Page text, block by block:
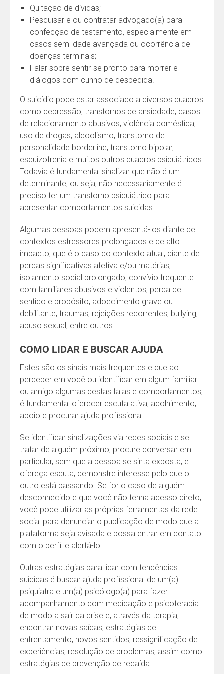
Quitação de dívidas;
Pesquisar e ou contratar advogado(a) para
confecção de testamento, especialmente em
casos sem idade avançada ou ocorrência de
doenças terminais;
Falar sobre sentir-se pronto para morrer e
diálogos com cunho de despedida.
O suicídio pode estar associado a diversos quadros
como depressão, transtornos de ansiedade, casos
de relacionamento abusivos, violência doméstica,
uso de drogas, alcoolismo, transtorno de
personalidade borderline, transtorno bipolar,
esquizofrenia e muitos outros quadros psiquiátricos.
Todavia é fundamental sinalizar que não é um
determinante, ou seja, não necessariamente é
preciso ter um transtorno psiquiátrico para
apresentar comportamentos suicidas.
Algumas pessoas podem apresentá-los diante de
contextos estressores prolongados e de alto
impacto, que é o caso do contexto atual, diante de
perdas significativas afetiva e/ou matérias,
isolamento social prolongado, convívio frequente
com familiares abusivos e violentos, perda de
sentido e propósito, adoecimento grave ou
debilitante, traumas, rejeições recorrentes, bullying,
abuso sexual, entre outros.
COMO LIDAR E BUSCAR AJUDA
Estes são os sinais mais frequentes e que ao
perceber em você ou identificar em algum familiar
ou amigo algumas destas falas e comportamentos,
é fundamental oferecer escuta ativa, acolhimento,
apoio e procurar ajuda profissional.
Se identificar sinalizações via redes sociais e se
tratar de alguém próximo, procure conversar em
particular, sem que a pessoa se sinta exposta, e
ofereça escuta, demonstre interesse pelo que o
outro está passando. Se for o caso de alguém
desconhecido e que você não tenha acesso direto,
você pode utilizar as próprias ferramentas da rede
social para denunciar o publicação de modo que a
plataforma seja avisada e possa entrar em contato
com o perfil e alertá-lo.
Outras estratégias para lidar com tendências
suicidas é buscar ajuda profissional de um(a)
psiquiatra e um(a) psicólogo(a) para fazer
acompanhamento com medicação e psicoterapia
de modo a sair da crise e, através da terapia,
encontrar novas saídas, estratégias de
enfrentamento, novos sentidos, ressignificação de
experiências, resolução de problemas, assim como
estratégias de prevenção de recaída.